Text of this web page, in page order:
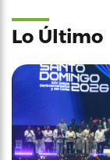
Lo Último